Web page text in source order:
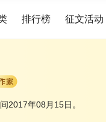
排行榜 征文活动
2017年08月15日。